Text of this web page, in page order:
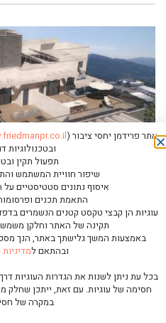
קרדן נדל"ן –
והיא נחלצה ממשבר. את
גלילה
אתר פרידמן יחסי ציבור (
ובטכנולוגיות
תפעול תקין
שיפור חוויית המשתמש
איסוף נתונים סטטיסטיים
התאמת תכנים
עוגיות הן קבצי טקסט קטנים הנשמרים
תקינה של האתר וחלקן
באמצעות המשך גלישתך באתר, הנך
ובהתאם ל
בכל עת ניתן לשנות את הגדרות העוגיות
חסימה של עוגיות. עם זאת, ייתכן שחלק
במקרה של